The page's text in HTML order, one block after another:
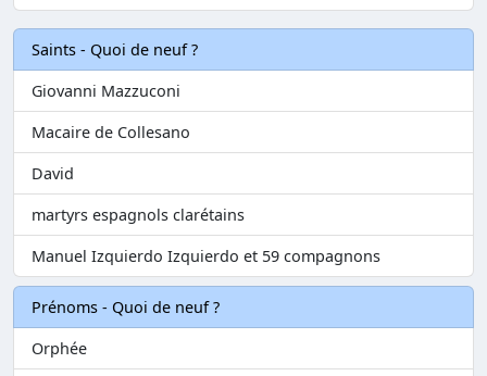
Saints - Quoi de neuf ?
Giovanni Mazzuconi
Macaire de Collesano
David
martyrs espagnols clarétains
Manuel Izquierdo Izquierdo et 59 compagnons
Prénoms - Quoi de neuf ?
Orphée